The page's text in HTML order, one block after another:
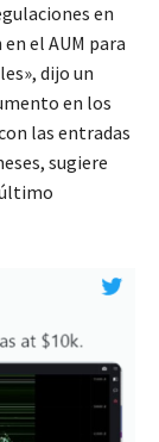
en
el AUM para
dijo un
en los
las entradas
sugiere